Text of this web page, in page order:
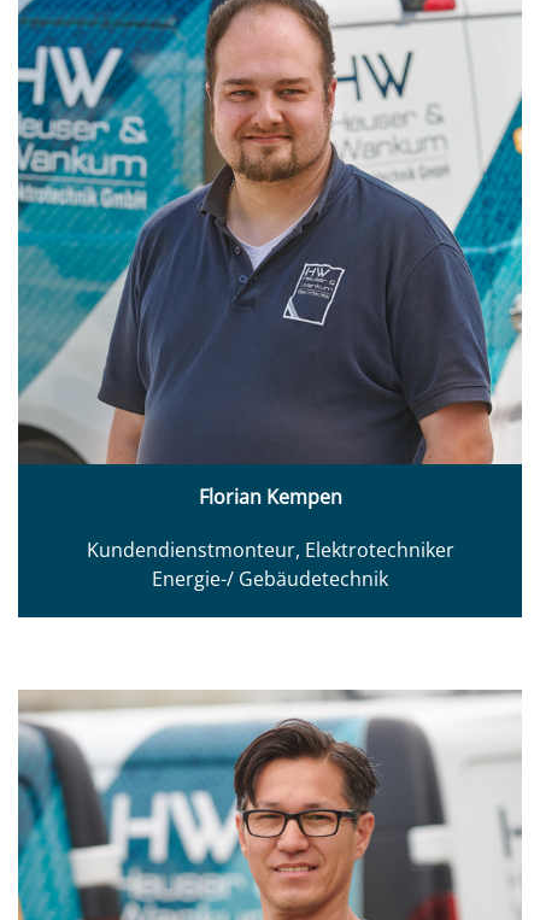
Florian Kempen
Kundendienstmonteur, Elektrotechniker
Energie-/ Gebäudetechnik